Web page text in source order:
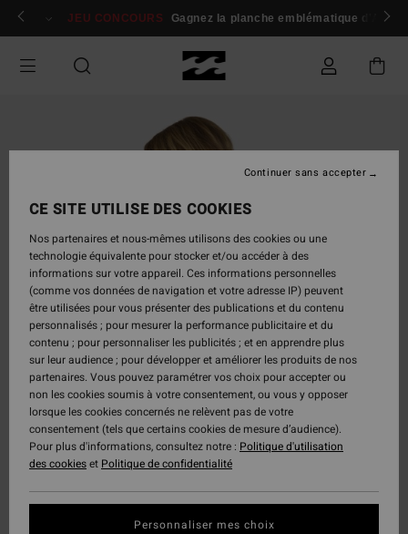
Passer
Se connecter / s'inscrire
JEU CONCOURS Gagnez la planche emblématique d'Andy
CE SITE UTILISE DES COOKIES
Nos partenaires et nous-mêmes utilisons des cookies ou une
technologie équivalente pour stocker et/ou accéder à des
informations sur votre appareil. Ces informations personnelles
(comme vos données de navigation et votre adresse IP) peuvent
être utilisées pour vous présenter des publications et du contenu
personnalisés ; pour mesurer la performance publicitaire et du
contenu ; pour personnaliser les publicités ; et en apprendre plus
sur leur audience ; pour développer et améliorer les produits de nos
partenaires. Vous pouvez paramétrer vos choix pour accepter ou
non les cookies soumis à votre consentement, ou vous y opposer
lorsque les cookies concernés ne relèvent pas de votre
consentement (tels que certains cookies de mesure d’audience).
Pour plus d'informations, consultez notre : Politique d'utilisation
des cookieset Politique de confidentialité
Personnaliser mes choix
Continuer sans accepter